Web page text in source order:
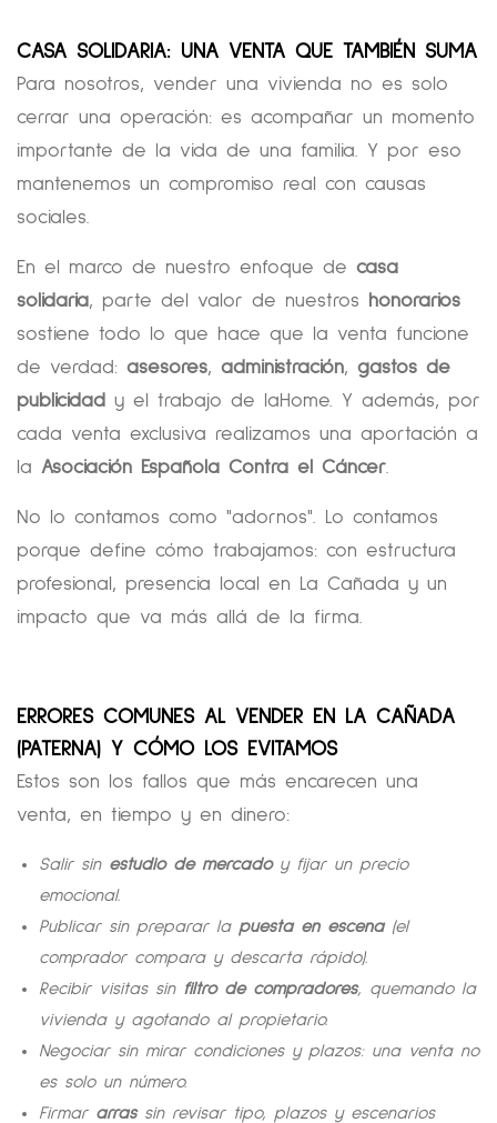
CASA SOLIDARIA: UNA VENTA QUE TAMBIÉN SUMA
Para nosotros, vender una vivienda no es solo
cerrar una operación: es acompañar un momento
importante de la vida de una familia. Y por eso
mantenemos un compromiso real con causas
sociales.
En el marco de nuestro enfoque de casa
solidaria, parte del valor de nuestros
honorarios
sostiene todo lo que hace que la venta funcione
de verdad: asesores, administración, gastos de
publicidad y el trabajo de laHome. Y además, por
cada venta exclusiva realizamos una aportación a
la Asociación Española Contra el Cáncer.
No lo contamos como "adornos". Lo contamos
porque define cómo trabajamos: con estructura
profesional, presencia local en La Cañada y un
impacto que va más allá de la firma.
ERRORES COMUNES AL VENDER EN LA CAÑADA
(PATERNA) Y CÓMO LOS EVITAMOS
Estos son los fallos que más encarecen una
venta, en tiempo y en dinero:
Salir sin estudio de mercadoy fijar un precio
emocional.
Publicar sin preparar la puesta en escena(el
comprador compara y descarta rápido).
Recibir visitas sin filtro de compradores, quemando la
vivienda y agotando al propietario.
Negociar sin mirar condiciones y plazos: una venta no
es solo un número.
Firmar arrassin revisar tipo, plazos y escenarios